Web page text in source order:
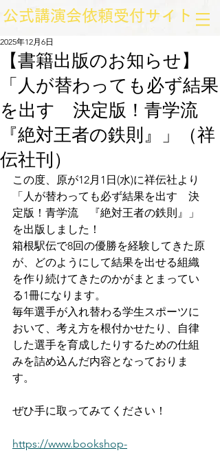
​公式講演会依頼受付サイト
【書籍出版のお知らせ】
「人が替わっても必ず結果
を出す 決定版！青学流
『絶対王者の鉄則』」（祥
伝社刊）
2025年12月6日
この度、原が12月1日(水)に祥伝社より
「人が替わっても必ず結果を出す　決
定版！青学流　『絶対王者の鉄則』」
を出版しました！
箱根駅伝で8回の優勝を経験してきた原
が、どのようにして結果を出せる組織
を作り続けてきたのかがまとまってい
る1冊になります。
毎年選手が入れ替わる学生スポーツに
おいて、考え方を根付かせたり、自律
した選手を育成したりするための仕組
みを詰め込んだ内容となっておりま
す。
ぜひ手に取ってみてください！
https://www.bookshop-